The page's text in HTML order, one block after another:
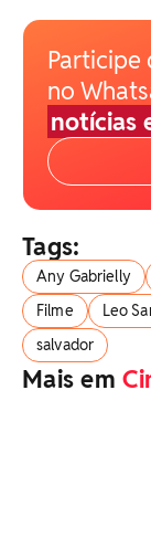
Participe
no
notícias
Tags:
Any Gabrielly
Filme
Leo
salvador
Mais em